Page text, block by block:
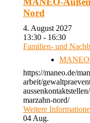
Nord
4. August 2027
13:30 - 16:30
Familien- und
https://maneo.de/
arbeit/
marzahn-nord/
Weitere
04 Aug.